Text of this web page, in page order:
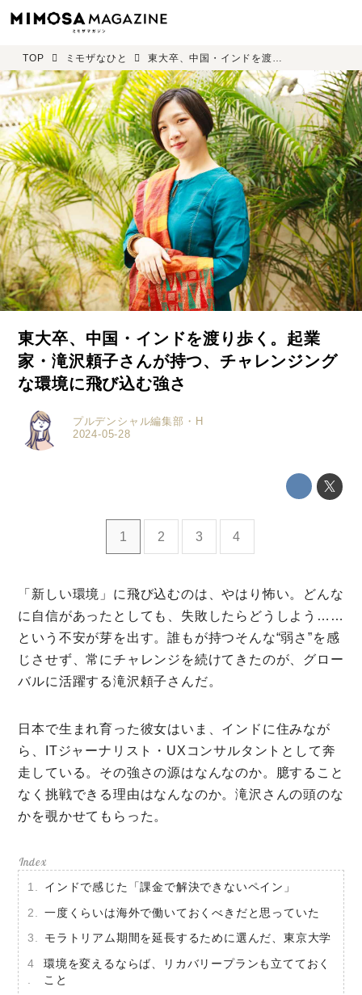
ミモザマガジンとは
My Rules
ミモザなひと
ミモマガエッセイ
根ほり花ほり10アンケート
運営会社
利用規約
TOP ミモザなひと 東大卒、中国・インドを渡り歩く。起業家・滝沢頼子さんが持つ、チャレンジングな環境に飛び込む強さ
東大卒、中国・インドを渡り歩く。起業
家・滝沢頼子さんが持つ、チャレンジング
な環境に飛び込む強さ
2024-05-28
プルデンシャル編集部・H
1 2 3 4
「新しい環境」に飛び込むのは、やはり怖い。どんな
に自信があったとしても、失敗したらどうしよう……
という不安が芽を出す。誰もが持つそんな“弱さ”を感
じさせず、常にチャレンジを続けてきたのが、グロー
バルに活躍する滝沢頼子さんだ。
日本で生まれ育った彼女はいま、インドに住みなが
ら、ITジャーナリスト・UXコンサルタントとして奔
走している。その強さの源はなんなのか。臆すること
なく挑戦できる理由はなんなのか。滝沢さんの頭のな
かを覗かせてもらった。
インドで感じた「課金で解決できないペイン」
一度くらいは海外で働いておくべきだと思っていた
モラトリアム期間を延長するために選んだ、東京大学
環境を変えるならば、リカバリープランも立てておく
こと